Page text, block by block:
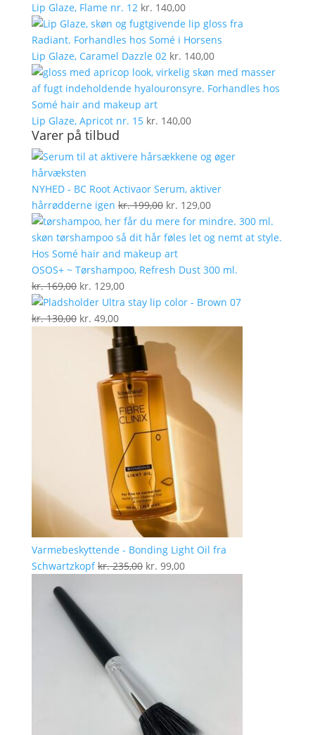
Lip Glaze, Flame nr. 12 kr. 140,00
Lip Glaze, Caramel Dazzle 02 kr. 140,00
Lip Glaze, Apricot nr. 15 kr. 140,00
Varer på tilbud
NYHED - BC Root Activaor Serum, aktiver
hårrødderne igen kr.199,00 Den
oprindelige
pris
var:
kr. 199,00.
kr. 129,00Den
aktuelle
pris
kr. 129,00.
OSOS+ ~ Tørshampoo, Refresh Dust 300 ml.
kr.169,00 Den
oprindelige
pris
kr. 169,00.
kr. 129,00Den
aktuelle
er:
kr. 129,00.
Ultra stay lip color - Brown 07
kr.130,00 Den
oprindelige
kr. 130,00.
kr. 49,00Den
aktuelle
pris
er:
kr. 49,00.
Varmebeskyttende - Bonding Light Oil fra
Schwartzkopf kr.235,00 Den
kr. 99,00Den